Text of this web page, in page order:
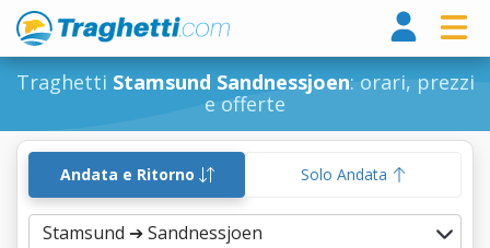
Traghetti Stamsund Sandnessjoen: orari, prezzi
e offerte
Andata e Ritorno Solo Andata